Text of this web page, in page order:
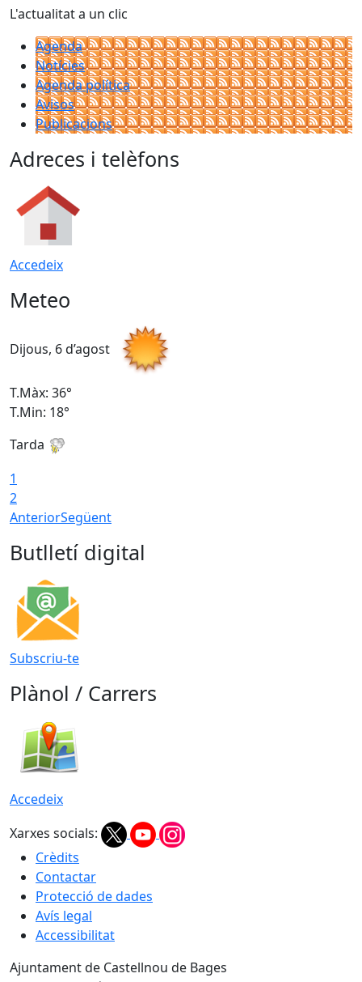
L'actualitat a un clic
Agenda
Notícies
Agenda política
Avisos
Publicacions
Adreces i telèfons
Accedeix
Meteo
Dijous, 6 d’agost
T.Màx: 36°
T.Min: 18°
Tarda
1
2
AnteriorSegüent
Butlletí digital
Subscriu-te
Plànol / Carrers
Accedeix
Xarxes socials:
Crèdits
Contactar
Protecció de dades
Avís legal
Accessibilitat
Ajuntament de Castellnou de Bages